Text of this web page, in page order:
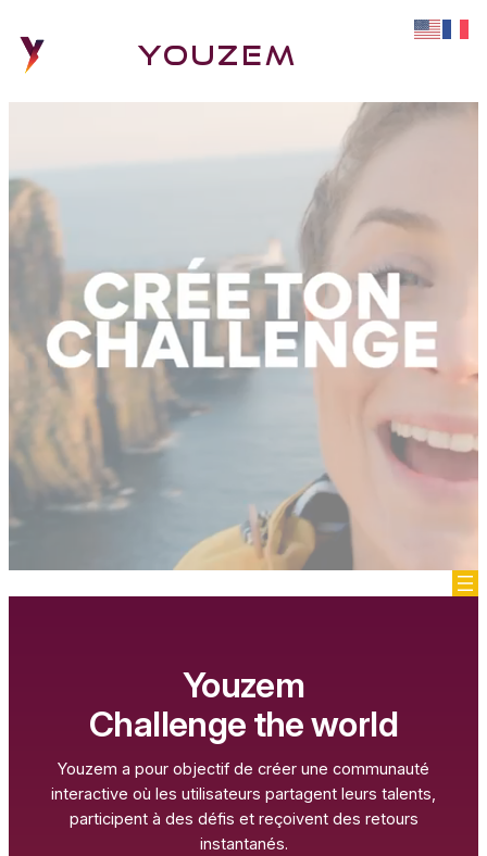
YOUZEM
Youzem
Challenge the world
Youzem a pour objectif de créer une communauté
interactive où les utilisateurs partagent leurs talents,
participent à des défis et reçoivent des retours
instantanés.